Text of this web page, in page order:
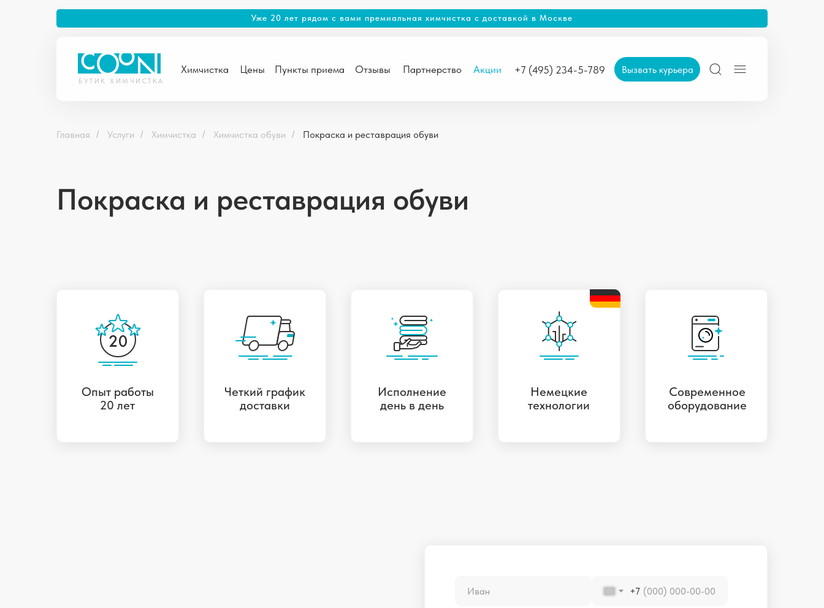
Цены Пункты приема Отзывы Партнерство Акции Вызвать курьера
+7 (495) 234-5-789
БУТИК ХИМЧИСТКА
Уже 20 лет рядом с вами премиальная химчистка с доставкой в Москве
Химчистка
Главная / Услуги / Химчистка / Химчистка обуви / Покраска и реставрация обуви
Покраска и реставрация обуви
Опыт работы
20 лет
Четкий график
доставки
Исполнение
день в день
Немецкие
технологии
Современное
оборудование
+7